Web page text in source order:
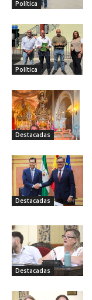
Política
Política
Destacadas
Destacadas
Destacadas